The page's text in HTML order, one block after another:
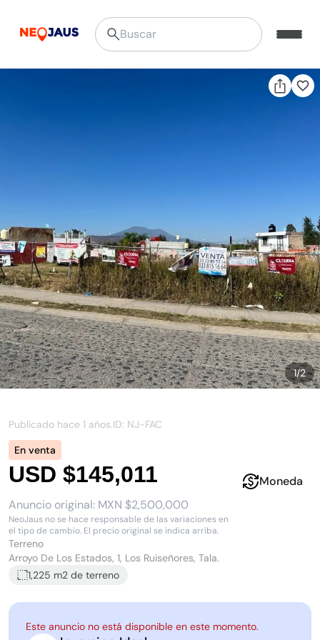
1/2
Publicado hace 1 años.ID: NJ-FAC
En venta
USD $145,011
Anuncio original: MXN $2,500,000
NeoJaus no se hace responsable de las variaciones en
el tipo de cambio. El precio original se indica arriba.
Moneda
Terreno
Arroyo De Los Estados, 1, Los Ruiseñores, Tala.
1,225 m2 de terreno
Este anuncio no está disponible en este momento.